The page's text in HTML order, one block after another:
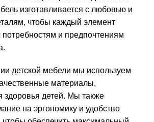
изготавливается с любовью и
чтобы каждый элемент
потребностям и предпочтениям
детской мебели мы используем
материалы,
здоровья детей. Мы также
на эргономику и удобство